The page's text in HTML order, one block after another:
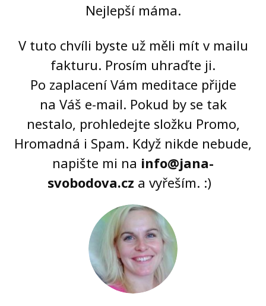
Nejlepší máma.
V tuto chvíli byste už měli mít v mailu
fakturu. Prosím uhraďte ji.
Po zaplacení Vám meditace přijde
na Váš e-mail. Pokud by se tak
nestalo, prohledejte složku Promo,
Hromadná i Spam. Když nikde nebude,
napište mi na info@jana-
svobodova.cz a vyřeším. :)